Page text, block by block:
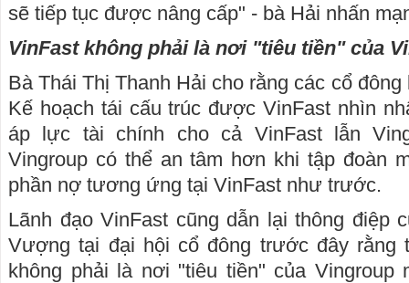
sẽ tiếp tục được nâng cấp" - bà Hải nhấn
VinFast không phải là nơi "tiêu tiền" của
Bà Thái Thị Thanh Hải cho rằng các cổ
Kế hoạch tái cấu trúc được VinFast nhìn
áp lực tài chính cho cả VinFast lẫn
Vingroup có thể an tâm hơn khi tập đoàn
phần nợ tương ứng tại VinFast như trước.
Lãnh đạo VinFast cũng dẫn lại thông điệp
Vượng tại đại hội cổ đông trước đây rằng
không phải là nơi "tiêu tiền" của Vingroup